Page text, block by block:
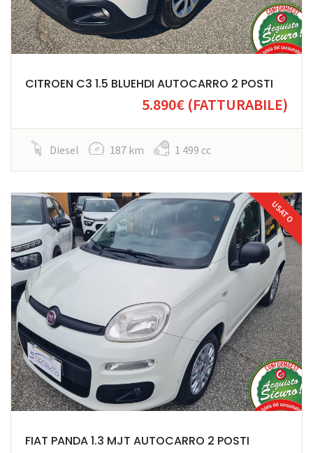
CITROEN C3 1.5 BLUEHDI AUTOCARRO 2 POSTI
5.890€ (FATTURABILE)
Diesel 187 km 1 499 cc
USATO
FIAT PANDA 1.3 MJT AUTOCARRO 2 POSTI